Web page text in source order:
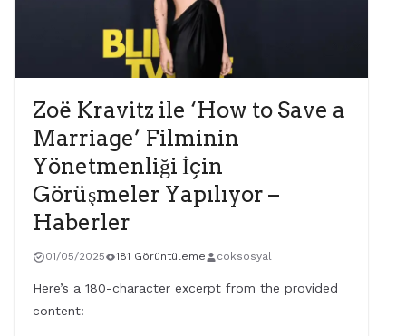
Zoë Kravitz ile ‘How to Save a
Marriage’ Filminin
Yönetmenliği İçin
Görüşmeler Yapılıyor –
Haberler
01/05/2025 181 Görüntüleme coksosyal
Here’s a 180-character excerpt from the provided
content: